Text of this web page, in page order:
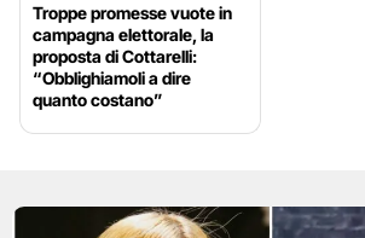
Troppe promesse vuote in
campagna elettorale, la
proposta di Cottarelli:
“Obblighiamoli a dire
quanto costano”